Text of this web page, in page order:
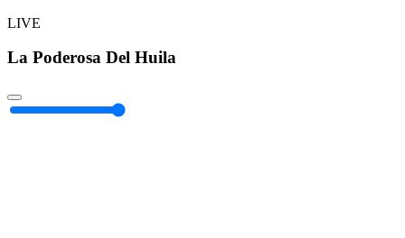
LIVE
La Poderosa Del Huila